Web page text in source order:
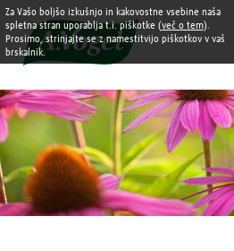

Za Vašo boljšo izkušnjo in kakovostne vsebine naša
spletna stran uporablja t.i. piškotke (več o tem).
Prosimo, strinjajte se z namestitvijo piškotkov v vaš
brskalnik.